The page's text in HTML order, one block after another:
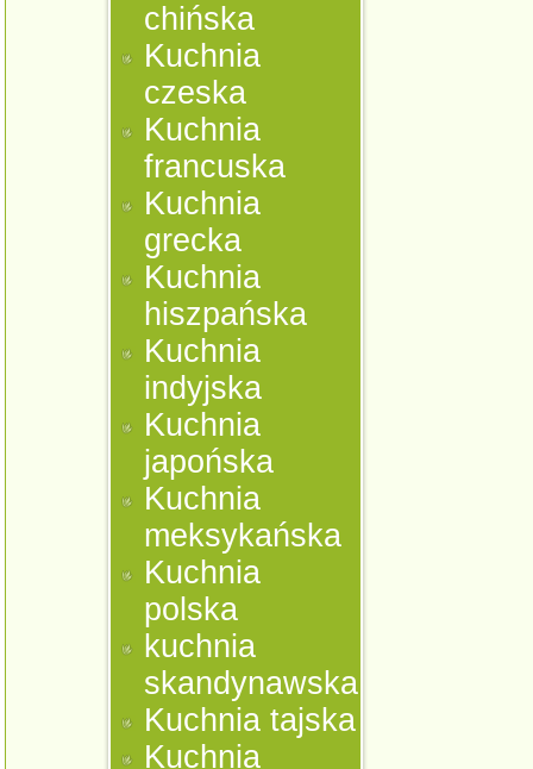
chińska
Kuchnia
czeska
Kuchnia
francuska
Kuchnia
grecka
Kuchnia
hiszpańska
Kuchnia
indyjska
Kuchnia
japońska
Kuchnia
meksykańska
Kuchnia
polska
kuchnia
skandynawska
Kuchnia tajska
Kuchnia